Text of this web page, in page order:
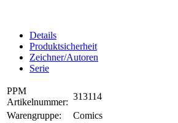
Details
Produktsicherheit
Zeichner/Autoren
Serie
PPM
Artikelnummer:
313114
Warengruppe:
Comics